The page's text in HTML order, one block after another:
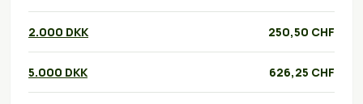
2.000 DKK 250,50 CHF
5.000 DKK 626,25 CHF